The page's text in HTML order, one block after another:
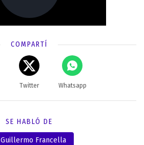
COMPARTÍ
Twitter Whatsapp
SE HABLÓ DE
Guillermo Francella